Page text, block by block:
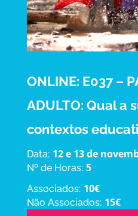
ONLINE: E037 –
ADULTO: Qual a
contextos
Data: 12 e 13 de
Nº de Horas: 5
Associados: 10€
Não Associados: 15€